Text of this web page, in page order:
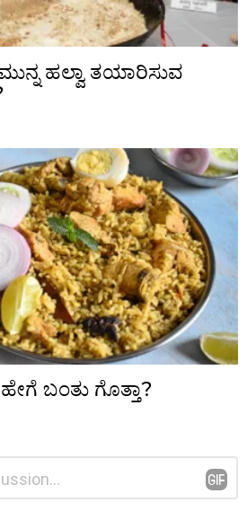
ಹಲ್ವಾ ತಯಾರಿಸುವ
ಬಂತು ಗೊತ್ತಾ?